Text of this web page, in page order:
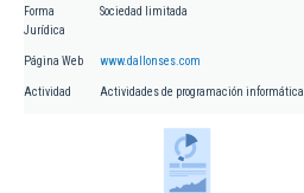
Forma
Jurídica
Sociedad limitada
Página Web www.dallonses.com
Actividad Actividades de programación informática